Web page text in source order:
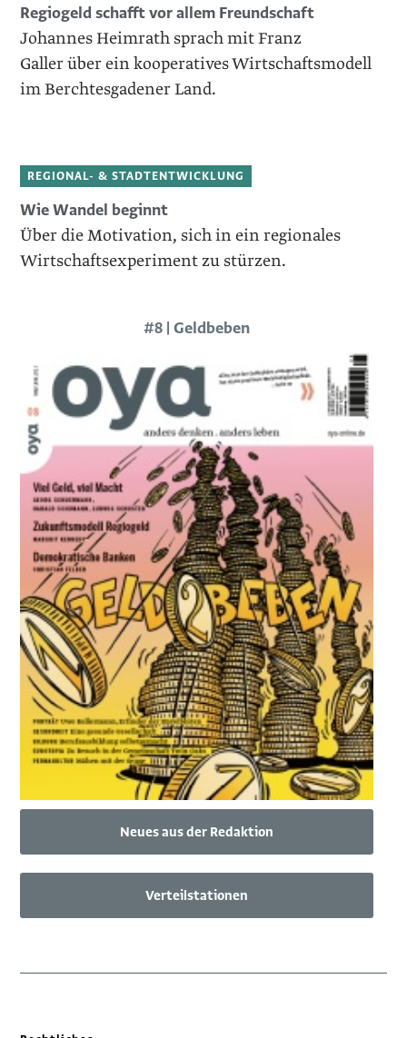
Regiogeld schafft vor ­allem Freundschaft
Johannes Heimrath sprach mit Franz
Galler über ein kooperatives Wirtschaftsmodell
im Berchtesgadener Land.
REGIONAL- & STADTENTWICKLUNG
Wie Wandel beginnt
Über die Motivation, sich in ein regionales
Wirtschaftsexperiment zu stürzen.
#8 | Geldbeben
Neues aus der Redaktion
Verteilstationen